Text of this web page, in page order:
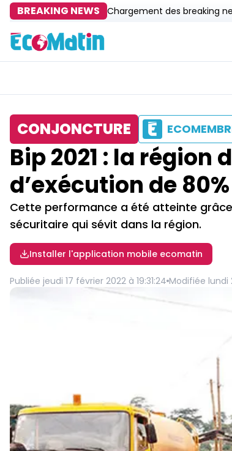
BREAKING NEWS Chargement des breaking
CONJONCTURE
Bip 2021 : la
d’exécution de 80%
Cette performance a été atteinte
sécuritaire qui sévit dans la région.
Installer l'application mobile ecomatin
Publiée jeudi 17 février 2022 à 19:31:24 Modifiée lundi